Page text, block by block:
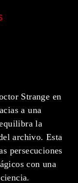
Strange en
a una
la
archivo. Esta
persecuciones
con una